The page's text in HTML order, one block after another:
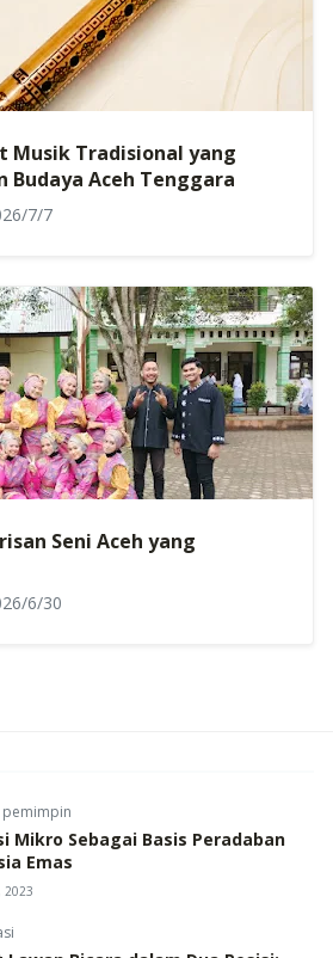
Musik Tradisional yang
Budaya Aceh Tenggara
7/7
Seni Aceh yang
6/30
pemimpin
Mikro Sebagai Basis Peradaban
Emas
2023